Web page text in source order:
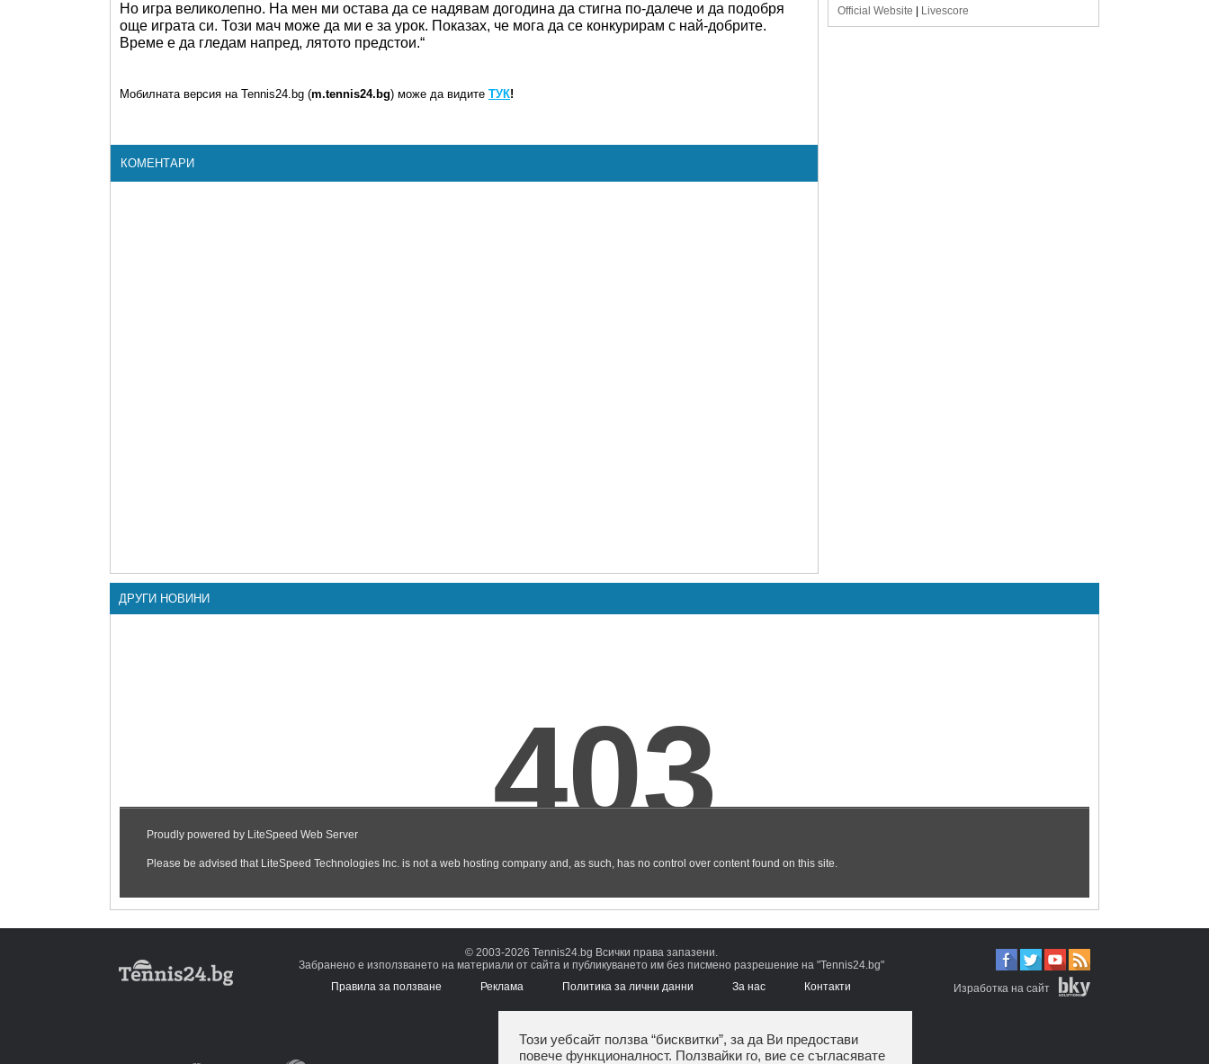
Но игра великолепно. На мен ми остава да се надявам догодина да стигна по-далече и да подобря
още играта си. Този мач може да ми е за урок. Показах, че мога да се конкурирам с най-добрите.
Време е да гледам напред, лятото предстои.“
Мобилната версия на Tennis24.bg (m.tennis24.bg) може да видите ТУК!
КОМЕНТАРИ
Official Website
Livescore
ДРУГИ НОВИНИ
© 2003-2026 Tennis24.bg Всички права запазени.
Забранено е използването на материали от сайта и публикуването им без писмено разрешение на "Tennis24.bg"
Правила за ползване
Реклама Политика за лични данни За нас Контакти Изработка на сайт
Този уебсайт ползва “бисквитки”, за да Ви предостави
повече функционалност. Ползвайки го, вие се съгласявате